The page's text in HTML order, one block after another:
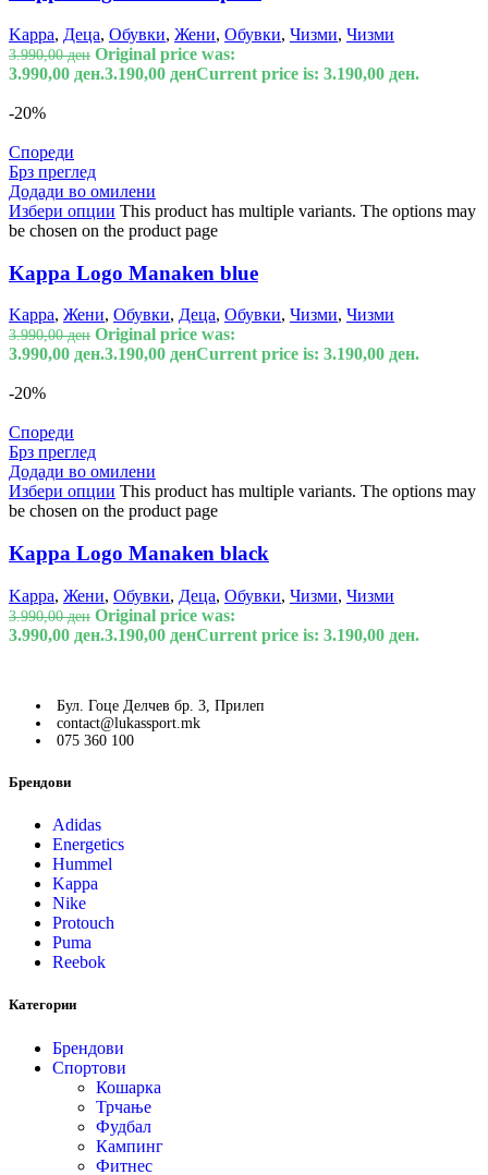
Kappa, Деца, Обувки, Жени, Обувки, Чизми, Чизми
3.990,00ден Original price was:
3.990,00 ден.3.190,00 денCurrent price is: 3.190,00 ден.
-20%
Спореди
Брз преглед
Додади во омилени
Избери опции This product has multiple variants. The options may
be chosen on the product page
Kappa Logo Manaken blue
Kappa, Жени, Обувки, Деца, Обувки, Чизми, Чизми
3.990,00ден Original price was:
3.990,00 ден.3.190,00 денCurrent price is: 3.190,00 ден.
-20%
Спореди
Брз преглед
Додади во омилени
Избери опции This product has multiple variants. The options may
be chosen on the product page
Kappa Logo Manaken black
Kappa, Жени, Обувки, Деца, Обувки, Чизми, Чизми
3.990,00ден Original price was:
3.990,00 ден.3.190,00 денCurrent price is: 3.190,00 ден.
Бул. Гоце Делчев бр. 3, Прилеп
contact@lukassport.mk
075 360 100
Брендови
Adidas
Energetics
Hummel
Kappa
Nike
Protouch
Puma
Reebok
Категории
Брендови
Спортови
Кошарка
Трчање
Фудбал
Кампинг
Фитнес